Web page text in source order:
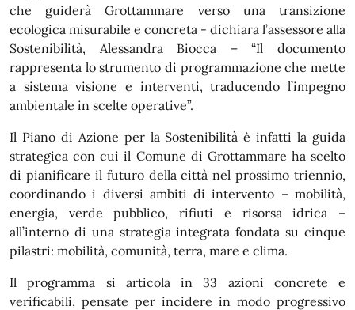
che guiderà Grottammare verso una transizione
ecologica misurabile e concreta - dichiara l’assessore alla
Sostenibilità, Alessandra Biocca – “Il documento
rappresenta lo strumento di programmazione che mette
a sistema visione e interventi, traducendo l’impegno
ambientale in scelte operative”.
Il Piano di Azione per la Sostenibilità è infatti la guida
strategica con cui il Comune di Grottammare ha scelto
di pianificare il futuro della città nel prossimo triennio,
coordinando i diversi ambiti di intervento – mobilità,
energia, verde pubblico, rifiuti e risorsa idrica –
all’interno di una strategia integrata fondata su cinque
pilastri: mobilità, comunità, terra, mare e clima.
Il programma si articola in 33 azioni concrete e
verificabili, pensate per incidere in modo progressivo